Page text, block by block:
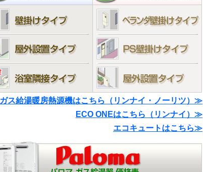
ガス給湯暖房熱源機はこちら（リンナイ・ノーリツ）≫
ECO ONEはこちら（リンナイ）≫
エコキュートはこちら≫